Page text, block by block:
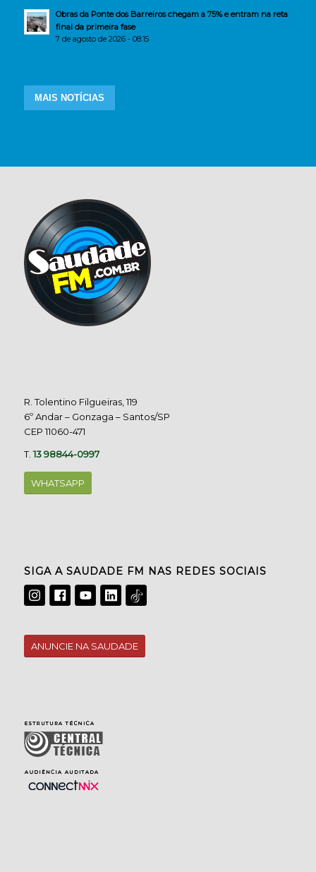
Obras da Ponte dos Barreiros chegam a 75% e entram na reta
final da primeira fase
7 de agosto de 2026 - 08:15
MAIS NOTÍCIAS
R. Tolentino Filgueiras, 119
6º Andar – Gonzaga – Santos/SP
CEP 11060-471
T.13 98844-0997
WHATSAPP
SIGA A SAUDADE FM NAS REDES SOCIAIS
ANUNCIE NA SAUDADE